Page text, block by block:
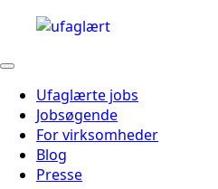
Ufaglærte jobs
Jobsøgende
For virksomheder
Blog
Presse